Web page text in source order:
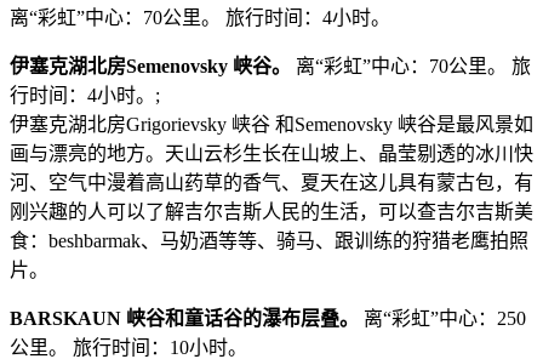
离“彩虹”中心：70公里。 旅行时间：4小时。
伊塞克湖北房Semenovsky 峡谷。
离“彩虹”中心：70公里。 旅
行时间：4小时。;
伊塞克湖北房Grigorievsky 峡谷 和Semenovsky 峡谷是最风景如
画与漂亮的地方。天山云杉生长在山坡上、晶莹剔透的冰川快
河、空气中漫着高山药草的香气、夏天在这儿具有蒙古包，有
刚兴趣的人可以了解吉尔吉斯人民的生活，可以查吉尔吉斯美
食：beshbarmak、马奶酒等等、骑马、跟训练的狩猎老鹰拍照
片。
BARSKAUN 峡谷和童话谷的瀑布层叠。
离“彩虹”中心：250
公里。 旅行时间：10小时。